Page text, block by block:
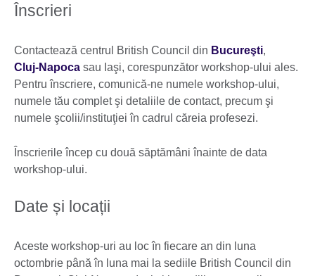
Înscrieri
Contactează centrul British Council din Bucureşti,
Cluj-Napoca sau Iaşi, corespunzător workshop-ului ales.
Pentru înscriere, comunică-ne numele workshop-ului,
numele tău complet şi detaliile de contact, precum şi
numele şcolii/instituţiei în cadrul căreia profesezi.
Înscrierile încep cu două săptămâni înainte de data
workshop-ului.
Date și locații
Aceste workshop-uri au loc în fiecare an din luna
octombrie până în luna mai la sediile British Council din